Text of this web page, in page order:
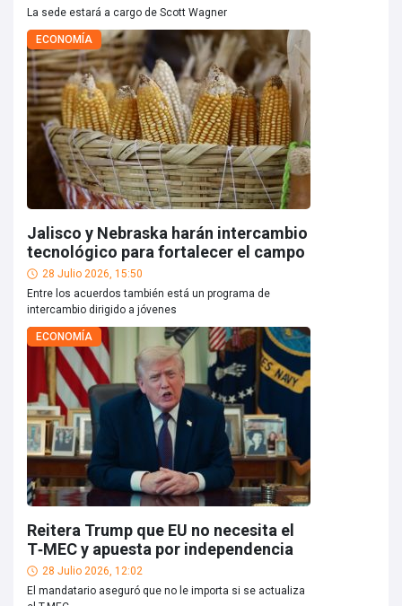
La sede estará a cargo de Scott Wagner
ECONOMÍA
Jalisco y Nebraska harán intercambio
tecnológico para fortalecer el campo
28 Julio 2026, 15:50
Entre los acuerdos también está un programa de
intercambio dirigido a jóvenes
ECONOMÍA
Reitera Trump que EU no necesita el
T‑MEC y apuesta por independencia
28 Julio 2026, 12:02
El mandatario aseguró que no le importa si se actualiza